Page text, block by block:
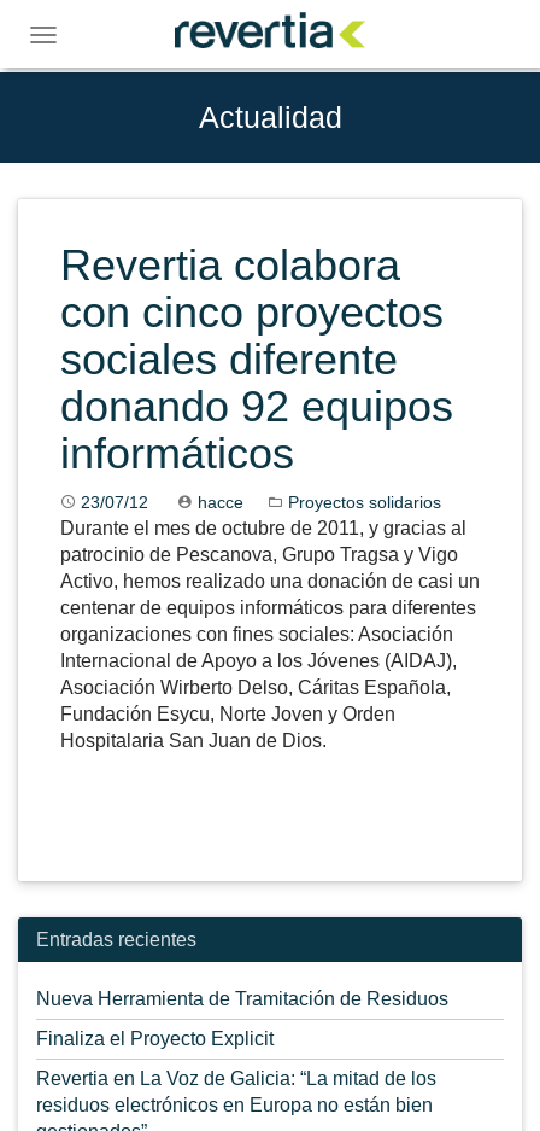
content
Toggle
navigation
Actualidad
Revertia colabora
con cinco proyectos
sociales diferente
donando 92 equipos
informáticos
23/07/12 hacce Proyectos solidarios
Durante el mes de octubre de 2011, y gracias al
patrocinio de Pescanova, Grupo Tragsa y Vigo
Activo, hemos realizado una donación de casi un
centenar de equipos informáticos para diferentes
organizaciones con fines sociales: Asociación
Internacional de Apoyo a los Jóvenes (AIDAJ),
Asociación Wirberto Delso, Cáritas Española,
Fundación Esycu, Norte Joven y Orden
Hospitalaria San Juan de Dios.
Entradas recientes
Nueva Herramienta de Tramitación de Residuos
Finaliza el Proyecto Explicit
Revertia en La Voz de Galicia: “La mitad de los
residuos electrónicos en Europa no están bien